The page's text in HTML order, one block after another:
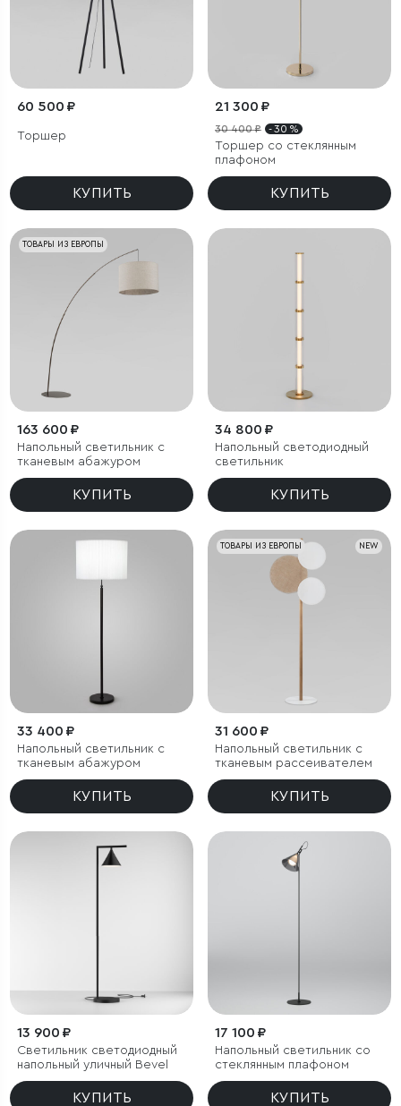
60 500 ₽
Торшер
КУПИТЬ
21 300 ₽
30 400 ₽ - 30 %
Торшер со стеклянным
плафоном
КУПИТЬ
ТОВАРЫ ИЗ ЕВРОПЫ
163 600 ₽
Напольный светильник с
тканевым абажуром
КУПИТЬ
34 800 ₽
Напольный светодиодный
светильник
КУПИТЬ
33 400 ₽
Напольный светильник с
тканевым абажуром
КУПИТЬ
NEW
ТОВАРЫ ИЗ ЕВРОПЫ
31 600 ₽
Напольный светильник с
тканевым рассеивателем
КУПИТЬ
13 900 ₽
Светильник светодиодный
напольный уличный Bevel
КУПИТЬ
17 100 ₽
Напольный светильник со
стеклянным плафоном
КУПИТЬ